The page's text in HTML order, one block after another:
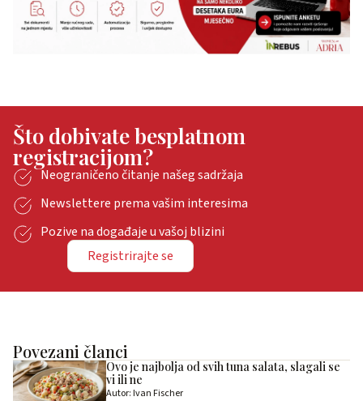
Što dobivate besplatnom
registracijom?
Neograničeno čitanje našeg sadržaja
Newslettere prema vašim interesima
Pozive na događaje u vašoj blizini
Registrirajte se
Povezani članci
Ovo je najbolja od svih tuna salata, slagali se
vi ili ne
Autor: Ivan Fischer